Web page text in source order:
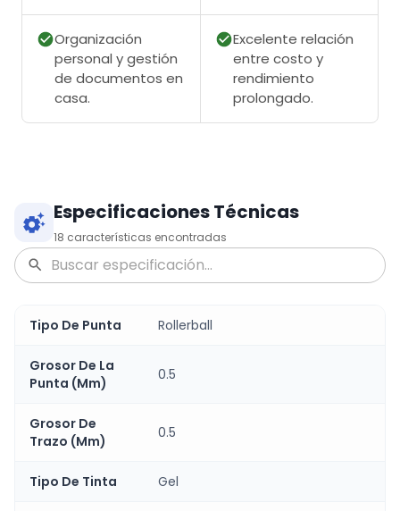
Organización
personal y gestión
de documentos en
casa.
Excelente relación
entre costo y
rendimiento
prolongado.
Especificaciones Técnicas
18 características encontradas
Tipo De Punta Rollerball
Grosor De La
Punta (Mm)
0.5
Grosor De
Trazo (Mm)
0.5
Tipo De Tinta Gel